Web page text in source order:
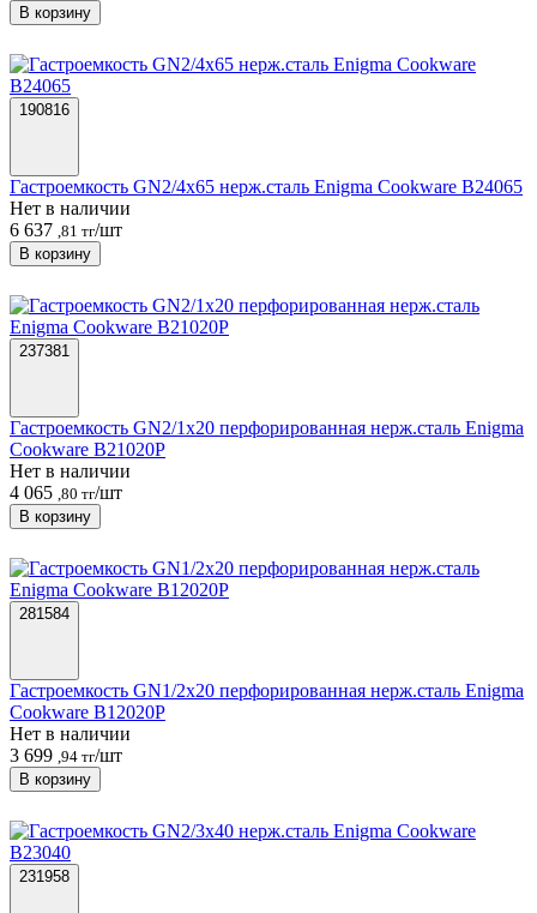
В корзину
190816
Гастроемкость GN2/4х65 нерж.сталь Enigma Cookware B24065
Нет в наличии
6 637 ,81 тг/шт
В корзину
237381
Гастроемкость GN2/1х20 перфорированная нерж.сталь Enigma
Cookware B21020P
Нет в наличии
4 065 ,80 тг/шт
В корзину
281584
Гастроемкость GN1/2х20 перфорированная нерж.сталь Enigma
Cookware B12020P
Нет в наличии
3 699 ,94 тг/шт
В корзину
231958